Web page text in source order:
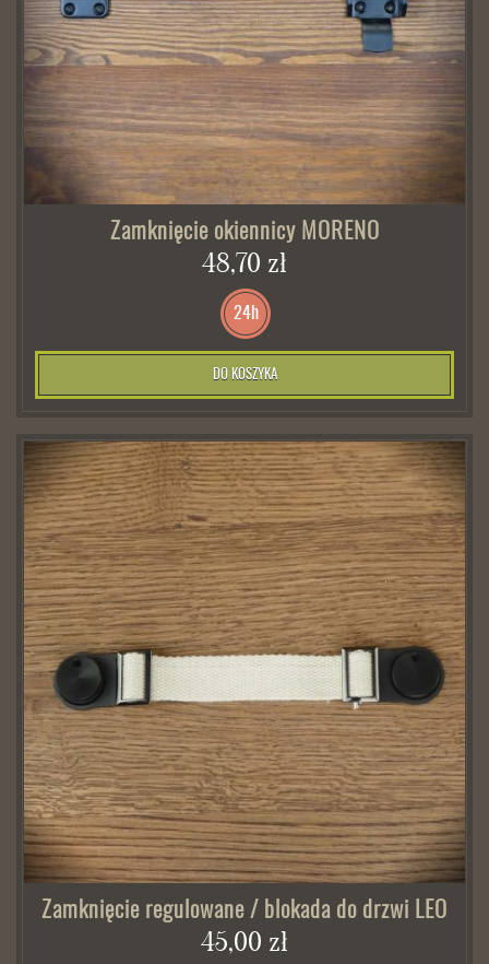
Zamknięcie okiennicy MORENO
48,70 zł
24h
DO KOSZYKA
Zamknięcie regulowane / blokada do drzwi LEO
45,00 zł